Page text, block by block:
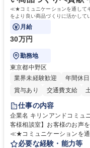
≪★コミュニケーションを通して
をより良い商品づくりに活かして
月給
30万円
勤務地
東京都中野区
業界未経験歓迎
年間休
賞与あり
交通費支給
仕事の内容
企業名 キリンアンドコミュニケーショ
客様相談室】お客様のお声をも
≪★コミュニケーションを
お客様のお声をより良い商
必要な経験・能力等